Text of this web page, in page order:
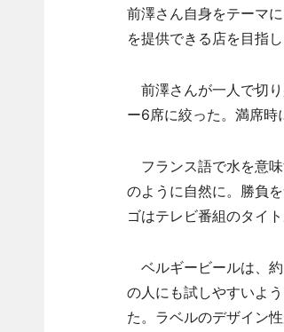
前澤さん自身をテーマ
を提供できる店を目指
前澤さんが一人で切
ー6席に絞った。満席時
フランス語で水を意
のように自然に。勝負
ゴはテレビ番組のタイ
ベルギービールは、
の人にも試しやすいよ
た。ラベルのデザイン